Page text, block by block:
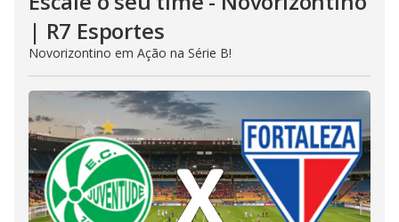
| R7 Esportes
Novorizontino em Ação na Série B!